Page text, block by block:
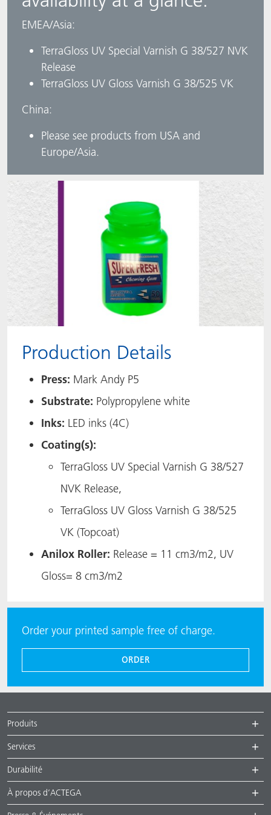
​EMEA/Asia: ​
TerraGloss UV Special Varnish G 38/527 NVK
Release ​
TerraGloss UV Gloss Varnish G 38/525 VK ​
China: ​
Please see products from USA and
Europe/Asia.
Production Details
Press: Mark Andy P5 ​
Substrate: Polypropylene white​
Inks: LED inks (4C)​
Coating(s):
TerraGloss UV Special Varnish G 38/527
NVK Release,
TerraGloss UV Gloss Varnish G 38/525
VK (Topcoat)​
Anilox Roller: Release = 11 cm3/m2, UV
Gloss= 8 cm3/m2​
Order your printed sample free of charge.
ORDER
Produits
Services
Durabilité
À propos d’ACTEGA